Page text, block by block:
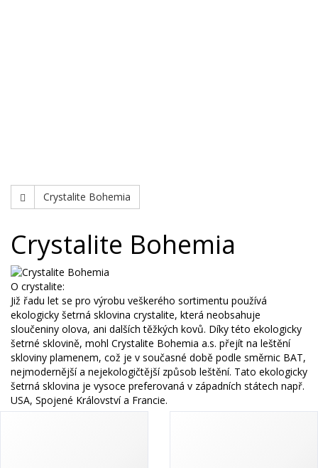
Crystalite Bohemia
Crystalite Bohemia
O crystalite:
Již řadu let se pro výrobu veškerého sortimentu používá
ekologicky šetrná sklovina crystalite, která neobsahuje
sloučeniny olova, ani dalších těžkých kovů. Díky této ekologicky
šetrné sklovině, mohl Crystalite Bohemia a.s. přejít na leštění
skloviny plamenem, což je v současné době podle směrnic BAT,
nejmodernější a nejekologičtější způsob leštění. Tato ekologicky
šetrná sklovina je vysoce preferovaná v západních státech např.
USA, Spojené Království a Francie.